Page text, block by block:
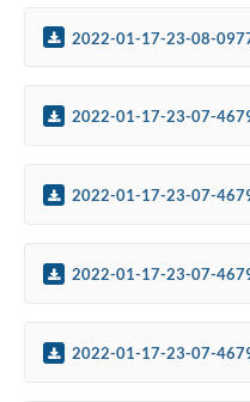
2022-01-17-23-08-
2022-01-17-23-07-
2022-01-17-23-07-
2022-01-17-23-07-
2022-01-17-23-07-